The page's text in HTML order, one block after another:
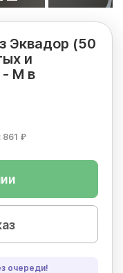
Эквадор (50
и
M в
861 ₽
очереди!